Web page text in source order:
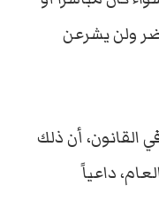
ولن يشرعن
أن ذلك
داعياً